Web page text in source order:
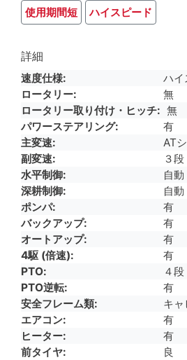
使用期間短 ハイスピード
詳細
速度仕様
ハイ
ロータリー
無
ロータリー取り付け・ヒッチ
無
パワーステアリング
有
主変速
AT
副変速
３段
水平制御
自動
深耕制御
自動
ポンパ
有
バックアップ
有
オートアップ
有
4駆 (倍速)
有
PTO
４段
PTO逆転
有
安全フレーム類
キャ
エアコン
有
ヒーター
有
前タイヤ
良